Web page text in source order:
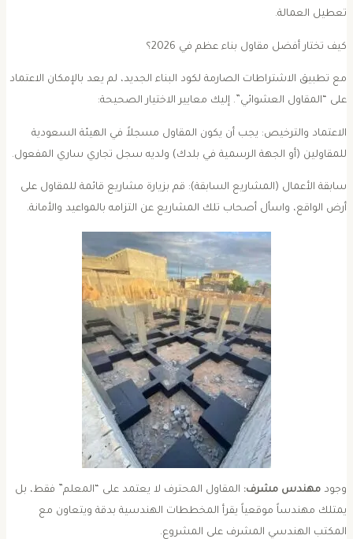
العمالة.
تختار أفضل مقاول بناء عظم في 2026؟
تطبيق الاشتراطات الصارمة لكود البناء الجديد، لم يعد بالإمكان الاعتماد
“المقاول العشوائي”. إليك معايير الاختيار الصحيحة:
والترخيص: يجب أن يكون المقاول مسجلاً في الهيئة السعودية
(أو الجهة الرسمية في بلدك) ولديه سجل تجاري ساري المفعول.
الأعمال (المشاريع السابقة): قم بزيارة مشاريع قائمة للمقاول على
الواقع، واسأل أصحاب تلك المشاريع عن التزامه بالمواعيد والأمانة.
مهندس مشرف:المقاول المحترف لا يعتمد على “المعلم” فقط، بل
مهندساً موقعياً يقرأ المخططات الهندسية بدقة ويتعاون مع
الهندسي المشرف على المشروع.